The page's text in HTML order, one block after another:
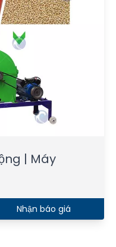
| Máy
Nhận báo giá